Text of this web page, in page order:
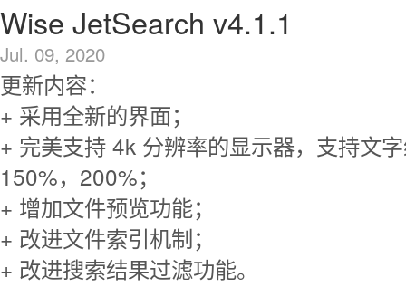
Wise JetSearch v4.1.1
Jul. 09, 2020
更新内容：
+ 采用全新的界面；
+ 完美支持 4k 分辨率的显示器，支持文
150%，200%；
+ 增加文件预览功能；
+ 改进文件索引机制；
+ 改进搜索结果过滤功能。